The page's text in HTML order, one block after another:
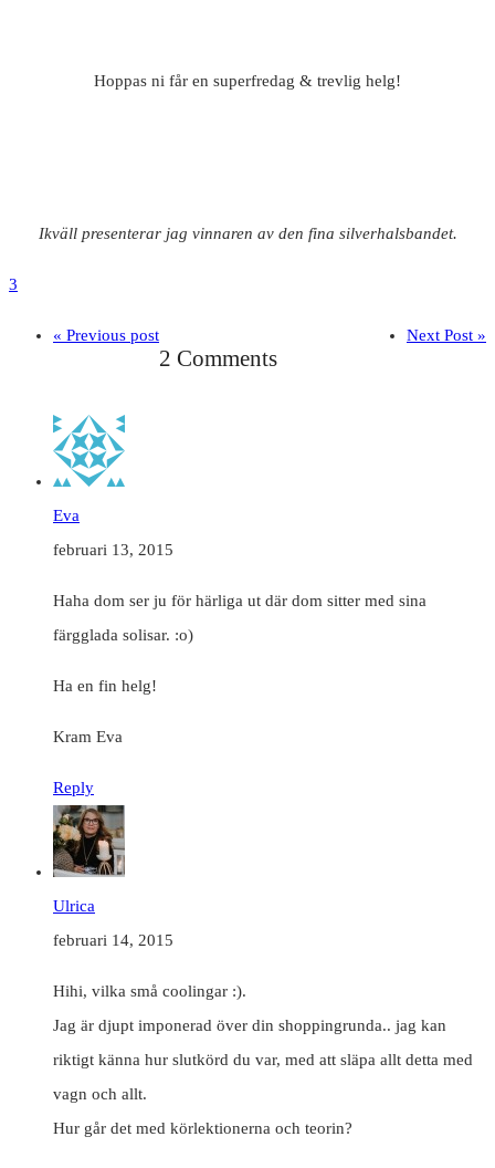
Hoppas ni får en superfredag & trevlig helg!
Ikväll presenterar jag vinnaren av den fina silverhalsbandet.
3
« Previous post Next Post »
2 Comments
Eva
februari 13, 2015
Haha dom ser ju för härliga ut där dom sitter med sina
färgglada solisar. :o)
Ha en fin helg!
Kram Eva
Reply
Ulrica
februari 14, 2015
Hihi, vilka små coolingar :).
Jag är djupt imponerad över din shoppingrunda.. jag kan
riktigt känna hur slutkörd du var, med att släpa allt detta med
vagn och allt.
Hur går det med körlektionerna och teorin?